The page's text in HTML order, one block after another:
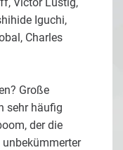
Iguchi,
Charles
Große
sehr häufig
der die